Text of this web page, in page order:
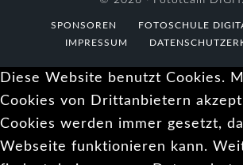
SPONSOREN FOTOSCHULE
IMPRESSUM
Diese Website benutzt Cookies.
Cookies von Drittanbietern
Cookies werden immer gesetzt,
Webseite funktionieren kann.